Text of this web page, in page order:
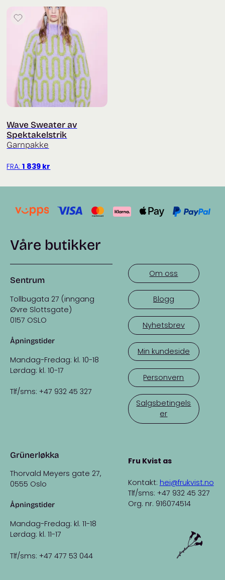
Wave Sweater av
Spektakelstrik
Garnpakke
FRA:1 839 kr
Våre butikker
Sentrum
Tollbugata 27 (inngang
Øvre Slottsgate)
0157 OSLO
Åpningstider
Mandag-Fredag: kl. 10-18
Lørdag: kl. 10-17
Tlf/sms: +47 932 45 327
Grünerløkka
Thorvald Meyers gate 27,
0555 Oslo
Åpningstider
Mandag-Fredag: kl. 11-18
Lørdag: kl. 11-17
Tlf/sms: +47 477 53 044
Om oss
Blogg
Nyhetsbrev
Min kundeside
Personvern
Salgsbetingels
er
Fru Kvist as
Kontakt: hei@frukvist.no
Tlf/sms: +47 932 45 327
Org. nr. 916074514